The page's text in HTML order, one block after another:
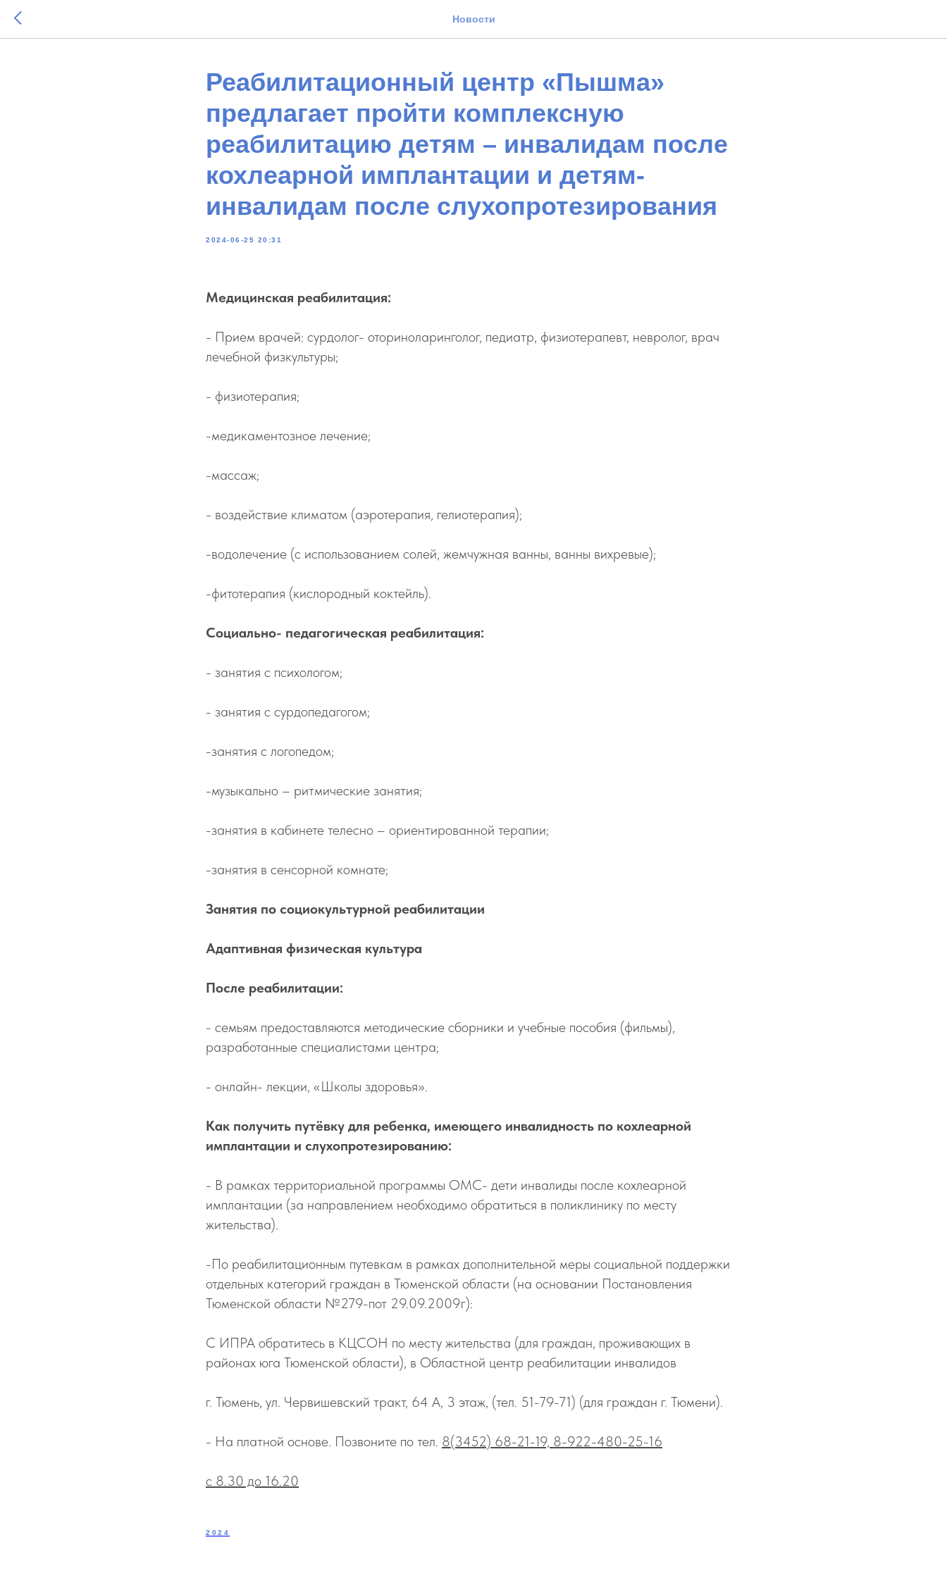
Новости
Реабилитационный центр «Пышма»
предлагает пройти комплексную
реабилитацию детям – инвалидам после
кохлеарной имплантации и детям-
инвалидам после слухопротезирования
2024-06-25 20:31
Медицинская реабилитация:
- Прием врачей: сурдолог- оториноларинголог, педиатр, физиотерапевт, невролог, врач
лечебной физкультуры;
- физиотерапия;
-медикаментозное лечение;
-массаж;
- воздействие климатом (аэротерапия, гелиотерапия);
-водолечение (с использованием солей, жемчужная ванны, ванны вихревые);
-фитотерапия (кислородный коктейль).
Социально- педагогическая реабилитация:
- занятия с психологом;
- занятия с сурдопедагогом;
-занятия с логопедом;
-музыкально – ритмические занятия;
-занятия в кабинете телесно – ориентированной терапии;
-занятия в сенсорной комнате;
Занятия по социокультурной реабилитации
Адаптивная физическая культура
После реабилитации:
- семьям предоставляются методические сборники и учебные пособия (фильмы),
разработанные специалистами центра;
- онлайн- лекции, «Школы здоровья».
Как получить путёвку для ребенка, имеющего инвалидность по кохлеарной
имплантации и слухопротезированию:
- В рамках территориальной программы ОМС- дети инвалиды после кохлеарной
имплантации (за направлением необходимо обратиться в поликлинику по месту
жительства).
-По реабилитационным путевкам в рамках дополнительной меры социальной поддержки
отдельных категорий граждан в Тюменской области (на основании Постановления
Тюменской области №279-пот 29.09.2009г):
С ИПРА обратитесь в КЦСОН по месту жительства (для граждан, проживающих в
районах юга Тюменской области), в Областной центр реабилитации инвалидов
г. Тюмень, ул. Червишевский тракт, 64 А, 3 этаж, (тел. 51-79-71) (для граждан г. Тюмени).
- На платной основе. Позвоните по тел. 8(3452) 68-21-19, 8-922-480-25-16
с 8.30 до 16.20
2024